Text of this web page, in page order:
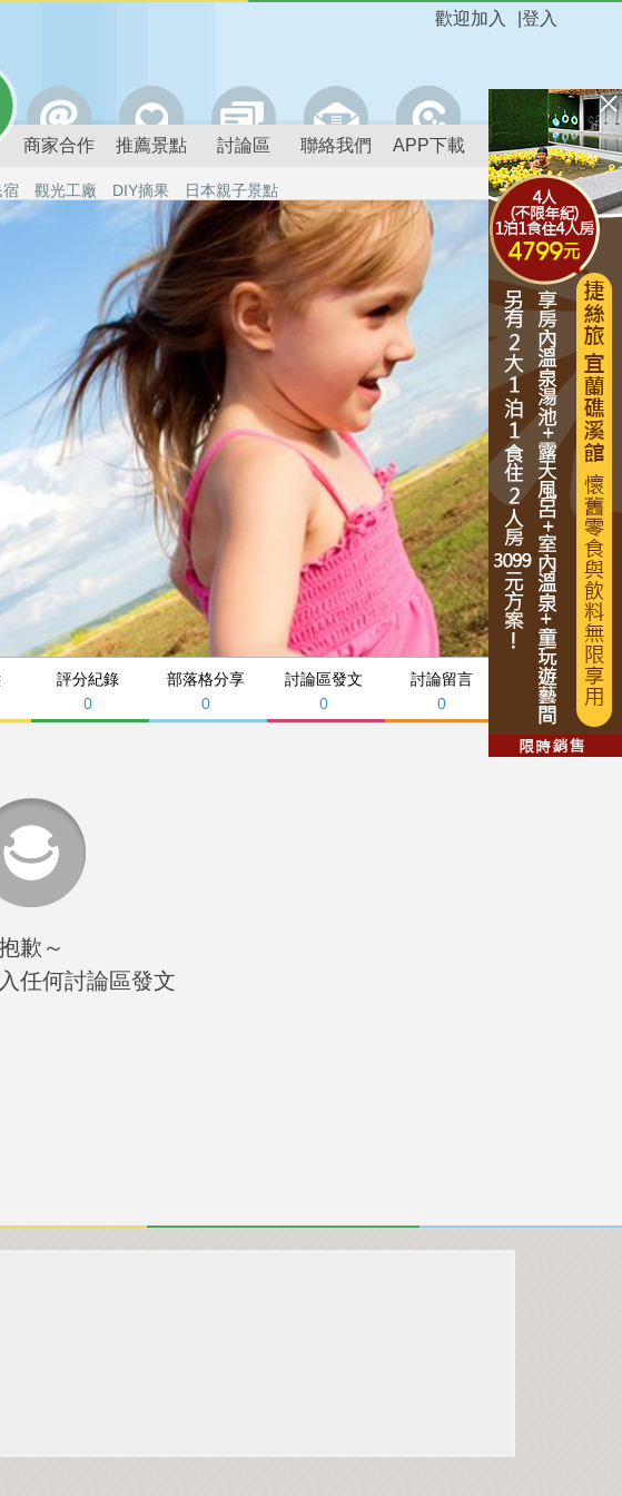
登入
歡迎加入
商家合作 推薦景點 討論區 聯絡我們 APP下載
觀光工廠 DIY摘果 日本親子景點
評分紀錄
0
部落格分享
0
討論區發文
0
討論留言
0
歉～
任何討論區發文